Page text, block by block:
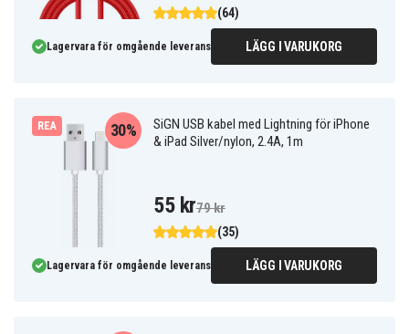
(64)
Lagervara för omgående leverans LÄGG I VARUKORG
REA
SiGN USB kabel med Lightning för iPhone
& iPad Silver/nylon, 2.4A, 1m
(35)
30%
55 kr79 kr
Lagervara för omgående leverans LÄGG I VARUKORG